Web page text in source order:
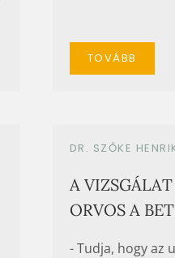
TOVÁBB
DR. SZŐKE
A
ORVOS A
- Tudja, hogy az